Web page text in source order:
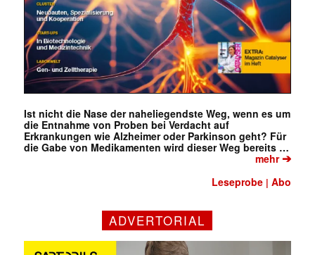
Ist nicht die Nase der naheliegendste Weg, wenn es um
die Entnahme von Proben bei Verdacht auf
Erkrankungen wie Alzheimer oder Parkinson geht? Für
die Gabe von Medikamenten wird dieser Weg bereits …
mehr➔
Leseprobe |Abo
ADVERTORIAL